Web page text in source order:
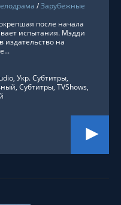
/Зарубежные
после начала
испытания. Мэдди
издательство на
Укр. Субтитры,
Субтитры, TVShows,